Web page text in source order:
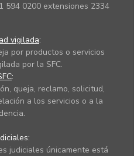
594 0200 extensiones 2334
vigilada:
por productos o servicios
por la SFC.
:
queja, reclamo, solicitud,
a los servicios o a la
judiciales únicamente está